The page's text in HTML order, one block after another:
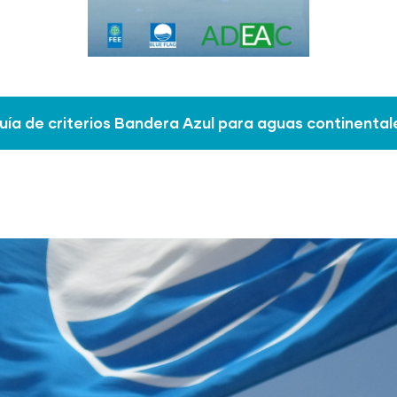
de criterios Bandera Azul para aguas